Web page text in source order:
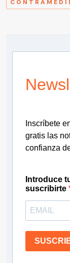
Inscríbete
gratis las
confianza
Introduce
suscribirte